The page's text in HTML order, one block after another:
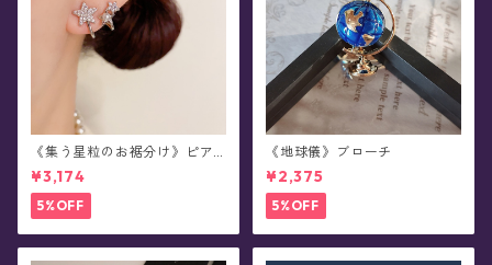
《集う星粒のお裾分け》ピア
ス
¥3,174
5%OFF
《地球儀》ブローチ
¥2,375
5%OFF